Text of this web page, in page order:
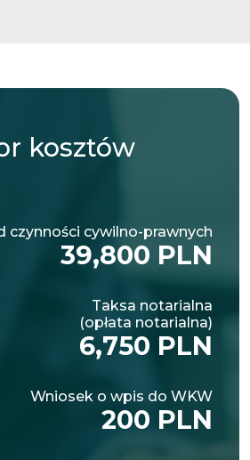
kosztów
czynności cywilno-prawnych
39,800 PLN
Taksa notarialna
(opłata notarialna)
6,750 PLN
Wniosek o wpis do WKW
200 PLN